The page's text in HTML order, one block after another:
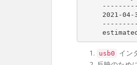
usb0
イン